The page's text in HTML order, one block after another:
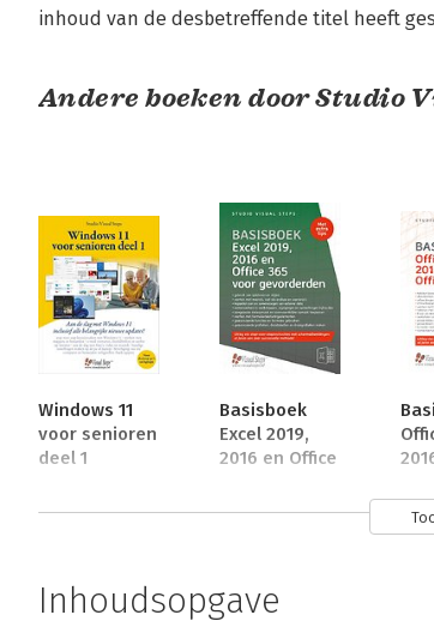
inhoud van de desbetreffende titel heeft
Andere boeken door Studio
Windows 11
voor senioren
deel 1
Basisboek
Excel 2019,
2016 en Office
Inhoudsopgave